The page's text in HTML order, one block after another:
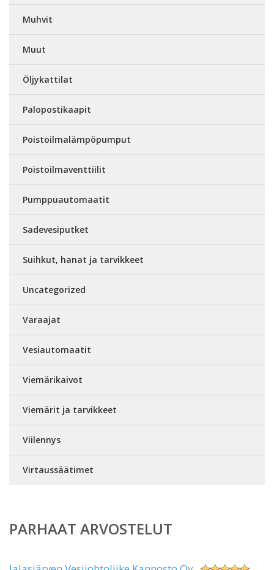
Muhvit
Muut
Öljykattilat
Palopostikaapit
Poistoilmalämpöpumput
Poistoilmaventtiilit
Pumppuautomaatit
Sadevesiputket
Suihkut, hanat ja tarvikkeet
Uncategorized
Varaajat
Vesiautomaatit
Viemärikaivot
Viemärit ja tarvikkeet
Viilennys
Virtaussäätimet
PARHAAT ARVOSTELUT